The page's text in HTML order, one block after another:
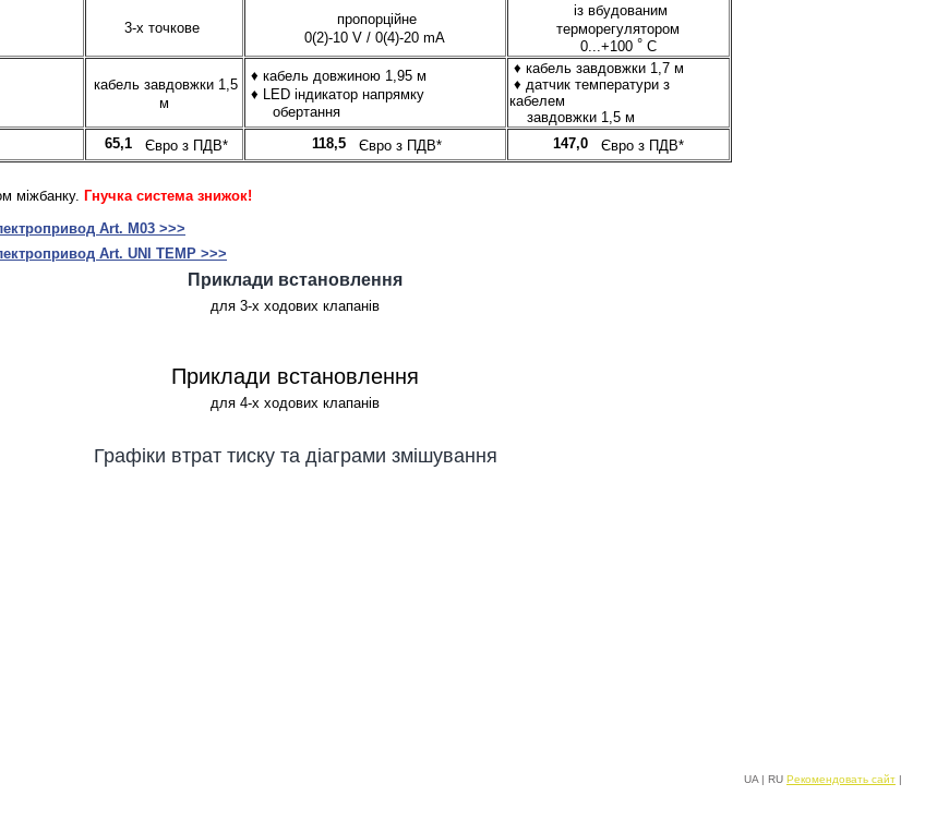
3-х точкове
пропорційне
0(2)-10 V / 0(4)-20 mA
із вбудованим
терморегулятором
0...+100 °С
кабель завдовжки 1,5
м
♦ кабель довжиною 1,95 м
♦ LED індикатор напрямку
обертання
♦ кабель завдовжки 1,7 м
♦ датчик температури з
кабелем
завдовжки 1,5 м
65,1 Євро з ПДВ* 118,5 Євро з ПДВ* 147,0 Євро з ПДВ*
міжбанку. Гнучка система знижок!
Art. M03 >>>
Art. UNI TEMP >>>
Приклади встановлення
для 3-х ходових клапанів
Приклади встановлення
для 4-х ходових клапанів
Графіки втрат тиску та діаграми змішування
UA | RU Рекомендовать cайт |